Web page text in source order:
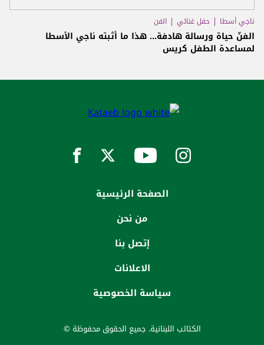
ناجي أسطا حفل غنائي الفن
الفنّ حياة ورسالة هادفة... هذا ما أثبته ناجي الأسطا
لمساعدة الطفل كريس
الصفحة الرئيسية
من نحن
إتصل بنا
الاعلانات
سياسة الخصوصية
الكتائب اللبنانية. جميع الحقوق محفوظة ©